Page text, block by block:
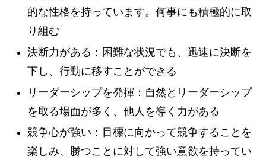
的な性格を持っています。何事にも積極的に取
り組む
決断力がある：困難な状況でも、迅速に決断を
下し、行動に移すことができる
リーダーシップを発揮：自然とリーダーシップ
を取る場面が多く、他人を導く力がある
競争心が強い：目標に向かって競争することを
楽しみ、勝つことに対して強い意欲を持ってい